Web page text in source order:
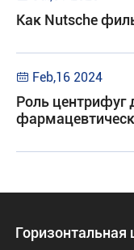
Как Nutsche
 Feb,16 2024
Роль
Горизонтальная